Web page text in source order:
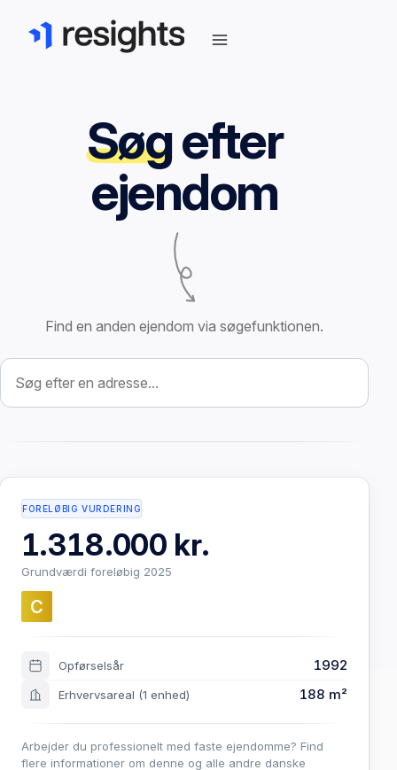
Søgefter
ejendom
Find en anden ejendom via søgefunktionen.
Søg efter ejendom
FORELØBIG VURDERING
1.318.000 kr.
Grundværdi foreløbig 2025
C
Opførselsår 1992
Erhvervsareal (1 enhed) 188 m²
Arbejder du professionelt med faste ejendomme? Find
flere informationer om denne og alle andre danske